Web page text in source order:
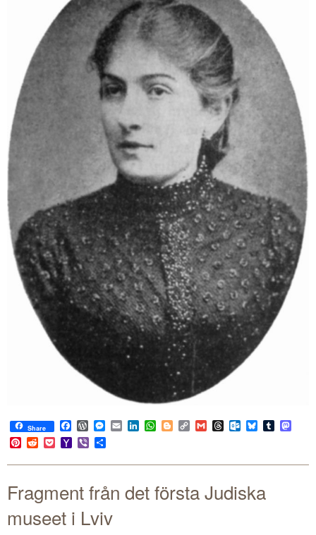
Share Facebook
WordPress
Messenger
EmailLinkedIn
WhatsApp
BloggerCopy
Link
GmailThreadsOutlook.com
BlueskyTumblr
Pinterest
RedditPocketYahoo
Mail
Viber
Fragment från det första Judiska
museet i Lviv